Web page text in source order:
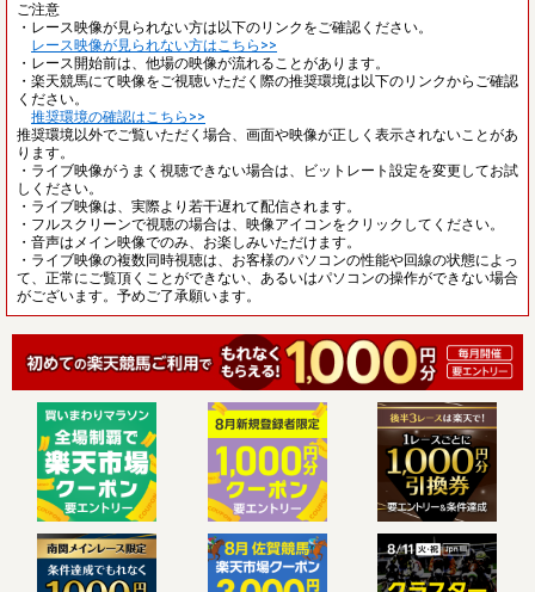
ご注意
・レース映像が見られない方は以下のリンクをご確認ください。
レース映像が見られない方はこちら>>
・レース開始前は、他場の映像が流れることがあります。
・楽天競馬にて映像をご視聴いただく際の推奨環境は以下のリンクからご確認
ください。
推奨環境の確認はこちら>>
推奨環境以外でご覧いただく場合、画面や映像が正しく表示されないことがあ
ります。
・ライブ映像がうまく視聴できない場合は、ビットレート設定を変更してお試
しください。
・ライブ映像は、実際より若干遅れて配信されます。
・フルスクリーンで視聴の場合は、映像アイコンをクリックしてください。
・音声はメイン映像でのみ、お楽しみいただけます。
・ライブ映像の複数同時視聴は、お客様のパソコンの性能や回線の状態によっ
て、正常にご覧頂くことができない、あるいはパソコンの操作ができない場合
がございます。予めご了承願います。